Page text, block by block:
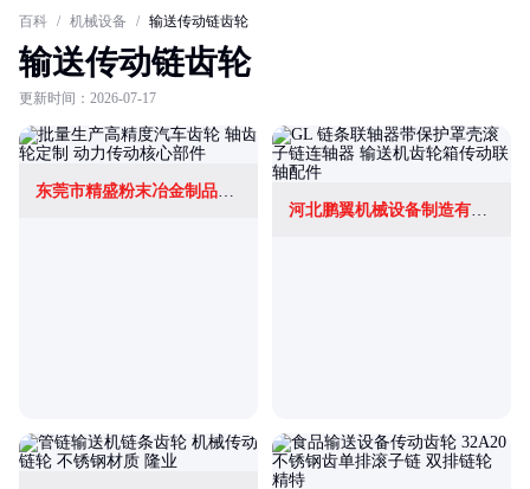
百科 / 机械设备 / 输送传动链齿轮
输送传动链齿轮
更新时间：2026-07-17
东莞市精盛粉末冶金制品有限公司
河北鹏翼机械设备制造有限公司